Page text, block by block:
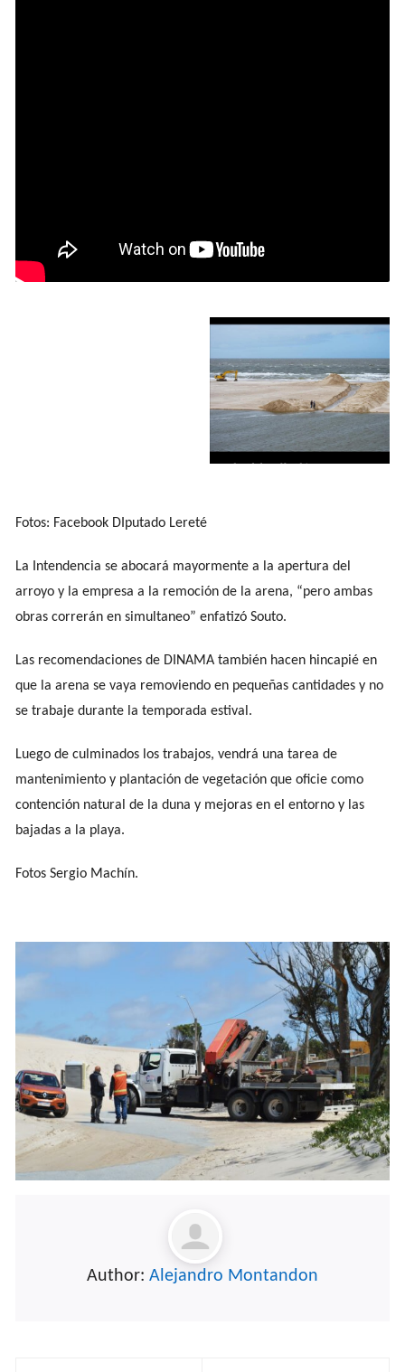
Fotos: Facebook DIputado Lereté
La Intendencia se abocará mayormente a la apertura del
arroyo y la empresa a la remoción de la arena, “pero ambas
obras correrán en simultaneo” enfatizó Souto.
Las recomendaciones de DINAMA también hacen hincapié en
que la arena se vaya removiendo en pequeñas cantidades y no
se trabaje durante la temporada estival.
Luego de culminados los trabajos, vendrá una tarea de
mantenimiento y plantación de vegetación que oficie como
contención natural de la duna y mejoras en el entorno y las
bajadas a la playa.
Fotos Sergio Machín.
Author: Alejandro Montandon